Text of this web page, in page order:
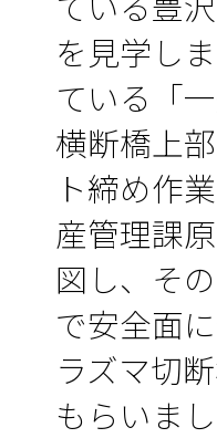
を見学し
ている「
横断橋上
ト締め作
産管理課
図し、そ
で安全面
ラズマ切
もらいまし